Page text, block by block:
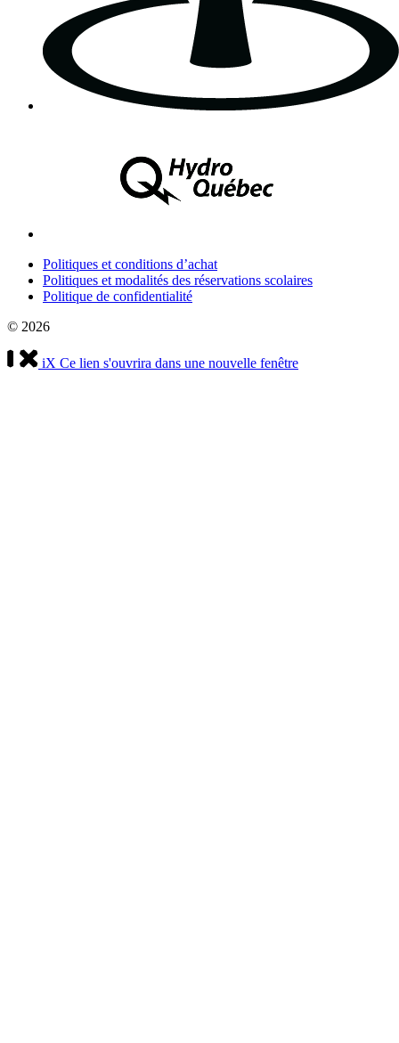
Politiques et conditions d’achat
Politiques et modalités des réservations scolaires
Politique de confidentialité
© 2026
iX Ce lien s'ouvrira dans une nouvelle fenêtre